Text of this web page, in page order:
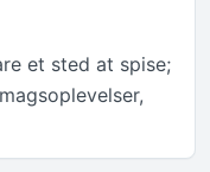
et sted at spise;